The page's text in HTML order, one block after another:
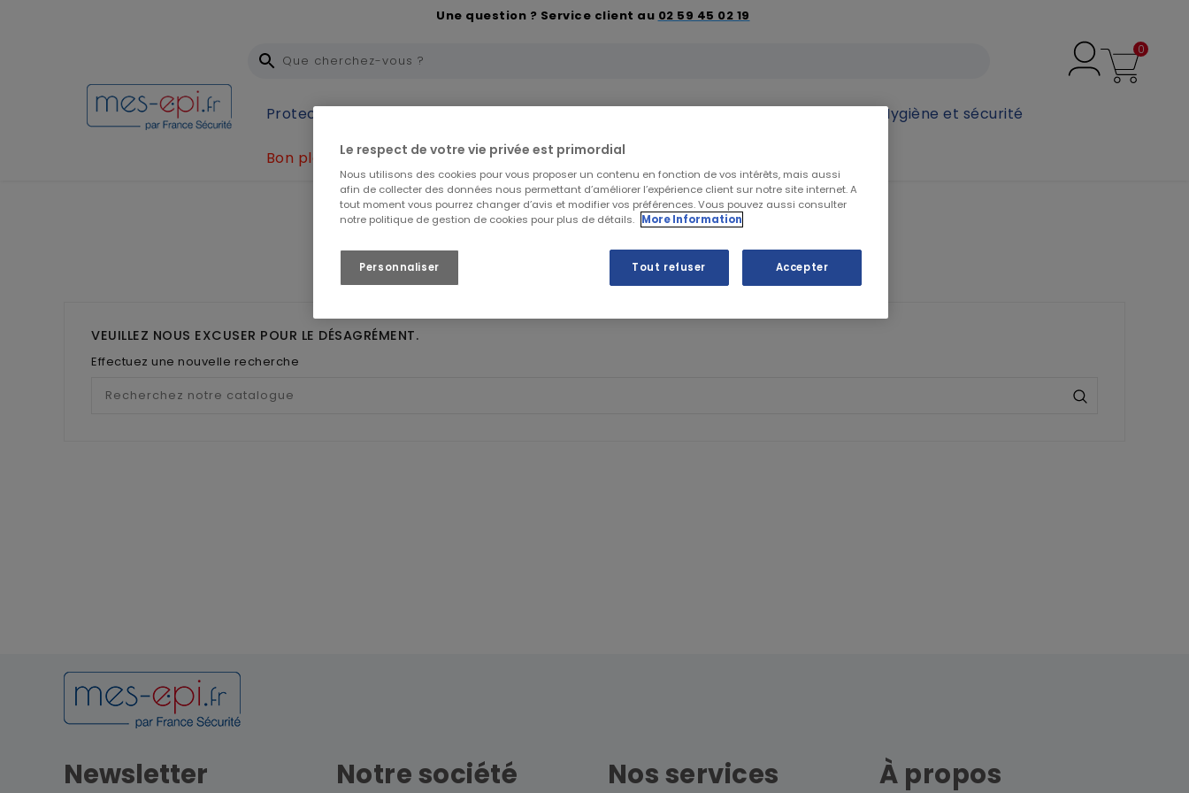
Une question ? Service client au 02 59 45 02 19
0
Protection Individuelle Hygiène et sécurité
Bon plan
Milieux Sensibles Conteneurs souples
Conteneurs souples
❮
VEUILLEZ NOUS EXCUSER POUR LE DÉSAGRÉMENT.
Effectuez une nouvelle recherche
Newsletter Notre société Nos services À propos
Le respect de votre vie privée est primordial
Nous utilisons des cookies pour vous proposer un contenu en fonction de vos intérêts, mais aussi
afin de collecter des données nous permettant d’améliorer l’expérience client sur notre site internet. A
tout moment vous pourrez changer d’avis et modifier vos préférences. Vous pouvez aussi consulter
notre politique de gestion de cookies pour plus de détails. More Information
Personnaliser Tout refuser Accepter